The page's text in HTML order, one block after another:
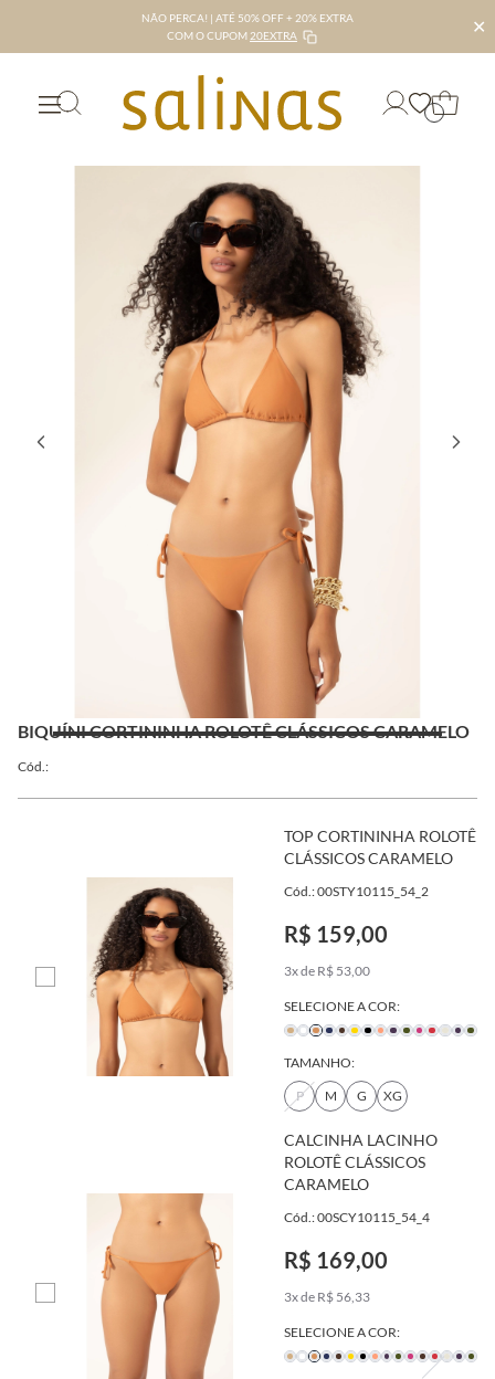
NÃO PERCA! | ATÉ 50% OFF + 20% EXTRA
COM O CUPOM 20EXTRA ✕
BIQUÍNI CORTININHA ROLOTÊ CLÁSSICOS CARAMELO
Cód.:
TOP CORTININHA ROLOTÊ
CLÁSSICOS CARAMELO
Cód.: 00STY10115_54_2
R$ 159,00
3x de R$ 53,00
SELECIONE A COR:
TAMANHO:
P
M G XG
CALCINHA LACINHO
ROLOTÊ CLÁSSICOS
CARAMELO
Cód.: 00SCY10115_54_4
R$ 169,00
3x de R$ 56,33
SELECIONE A COR: